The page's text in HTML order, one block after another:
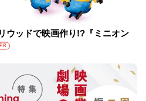
ウッドで映画作り!?『ミニオン
PR